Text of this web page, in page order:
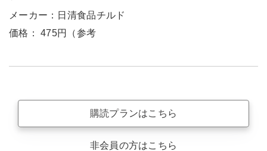
メーカー：日清食品チルド
価格： 475円（参考
購読プランはこちら
非会員の方はこちら